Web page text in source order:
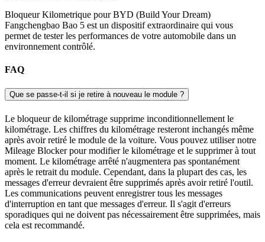
Bloqueur Kilometrique pour BYD (Build Your Dream)
Fangchengbao Bao 5 est un dispositif extraordinaire qui vous
permet de tester les performances de votre automobile dans un
environnement contrôlé.
FAQ
Que se passe-t-il si je retire à nouveau le module ?
Le bloqueur de kilométrage supprime inconditionnellement le
kilométrage. Les chiffres du kilométrage resteront inchangés même
après avoir retiré le module de la voiture. Vous pouvez utiliser notre
Mileage Blocker pour modifier le kilométrage et le supprimer à tout
moment. Le kilométrage arrêté n'augmentera pas spontanément
après le retrait du module. Cependant, dans la plupart des cas, les
messages d'erreur devraient être supprimés après avoir retiré l'outil.
Les communications peuvent enregistrer tous les messages
d'interruption en tant que messages d'erreur. Il s'agit d'erreurs
sporadiques qui ne doivent pas nécessairement être supprimées, mais
cela est recommandé.